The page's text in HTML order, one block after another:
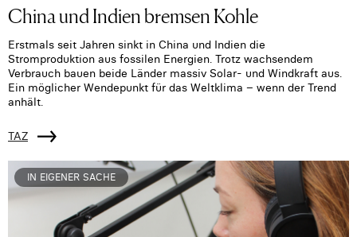
China und Indien bremsen Kohle
Erstmals seit Jahren sinkt in China und Indien die
Stromproduktion aus fossilen Energien. Trotz wachsendem
Verbrauch bauen beide Länder massiv Solar- und Windkraft aus.
Ein möglicher Wendepunkt für das Weltklima – wenn der Trend
anhält.
TAZ
IN EIGENER SACHE